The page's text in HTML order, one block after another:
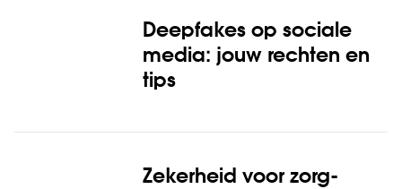
Deepfakes op sociale
media: jouw rechten en
tips
Zekerheid voor zorg­